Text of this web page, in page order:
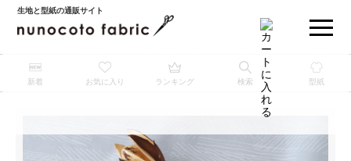
生地と型紙の通販サイト
新着 お気に入り ランキング 検索 型紙